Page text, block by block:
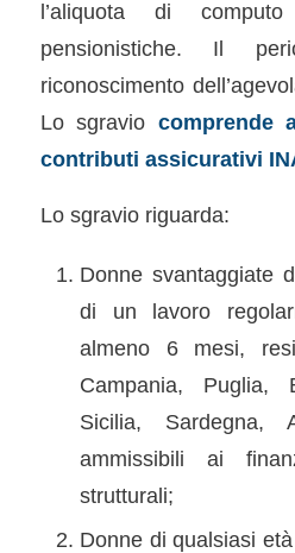
l’aliquota di
pensionistiche. Il
riconoscimento
Lo sgravio comprende
contributi assicurativi
Lo sgravio riguarda:
Donne svantaggiate
di un lavoro
almeno 6 mesi,
Campania, Puglia,
Sicilia, Sardegna,
ammissibili ai
strutturali;
Donne di qualsiasi